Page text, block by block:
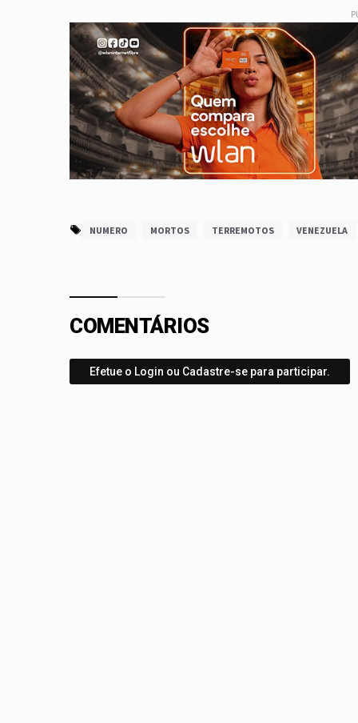
NUMERO MORTOS TERREMOTOS VENEZUELA
COMENTÁRIOS
Efetue o Login ou Cadastre-se para participar.